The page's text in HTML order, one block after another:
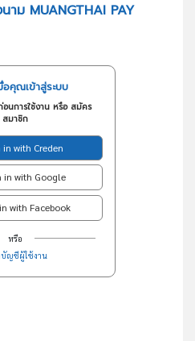
าม MUANGTHAI PAY
อคุณเข้าสู่ระบบ
อนการใช้งาน หรือ สมัคร
สมาชิก
in with Creden
in with Google
with Facebook
หรือ
บัญชีผู้ใช้งาน